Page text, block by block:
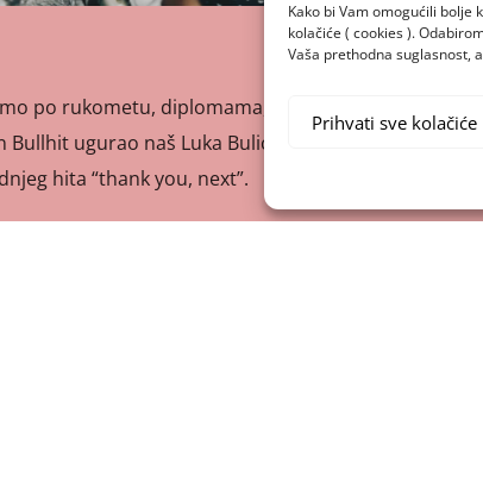
Kako bi Vam omogućili bolje
kolačiće ( cookies ).
Vaša prethodna suglasnost,
Prihvati sve kolačiće
po rukometu, diplomama, avionima i
ugurao naš Luka Bulić. Melodiju je posudio
hita “thank you, next”.